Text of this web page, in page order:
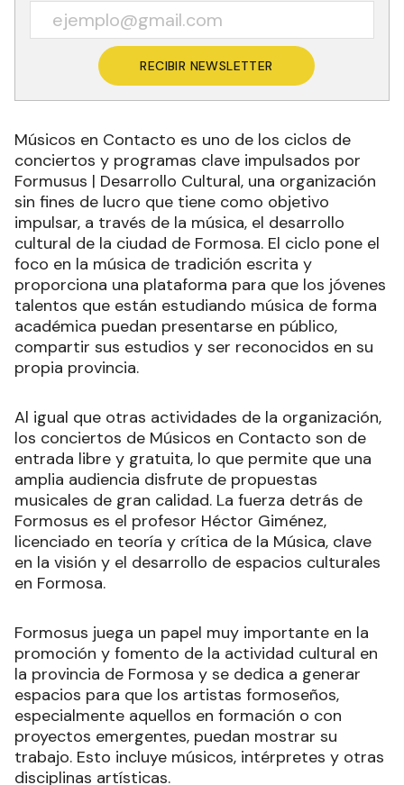
RECIBIR NEWSLETTER
Músicos en Contacto es uno de los ciclos de
conciertos y programas clave impulsados por
Formusus | Desarrollo Cultural, una organización
sin fines de lucro que tiene como objetivo
impulsar, a través de la música, el desarrollo
cultural de la ciudad de Formosa. El ciclo pone el
foco en la música de tradición escrita y
proporciona una plataforma para que los jóvenes
talentos que están estudiando música de forma
académica puedan presentarse en público,
compartir sus estudios y ser reconocidos en su
propia provincia.
Al igual que otras actividades de la organización,
los conciertos de Músicos en Contacto son de
entrada libre y gratuita, lo que permite que una
amplia audiencia disfrute de propuestas
musicales de gran calidad. La fuerza detrás de
Formosus es el profesor Héctor Giménez,
licenciado en teoría y crítica de la Música, clave
en la visión y el desarrollo de espacios culturales
en Formosa.
Formosus juega un papel muy importante en la
promoción y fomento de la actividad cultural en
la provincia de Formosa y se dedica a generar
espacios para que los artistas formoseños,
especialmente aquellos en formación o con
proyectos emergentes, puedan mostrar su
trabajo. Esto incluye músicos, intérpretes y otras
disciplinas artísticas.